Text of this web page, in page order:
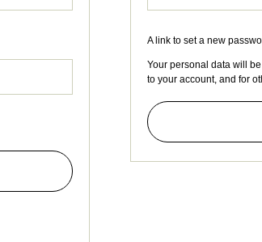
A link to set a new
Your personal data will
to your account, and for